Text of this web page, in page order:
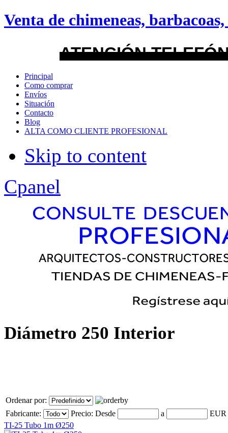
Venta de chimeneas, barbacoas,
ATENCIÓN
Principal
Como comprar
Envíos
Situación
Contacto
Blog
ALTA COMO CLIENTE PROFESIONAL
Skip to content
android
Menu Style
Mega
Css
Dropline
Split
Cpanel
Diámetro 250 Interior
Ordenar por:
Fabricante:
Precio: Desde a
EUR
TI-25 Tubo 1m Ø250